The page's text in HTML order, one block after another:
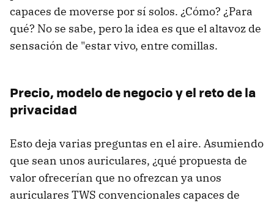
capaces de moverse por sí solos. ¿Cómo? ¿Para
qué? No se sabe, pero la idea es que el altavoz de
sensación de "estar vivo, entre comillas.
Precio, modelo de negocio y el reto de la
privacidad
Esto deja varias preguntas en el aire. Asumiendo
que sean unos auriculares, ¿qué propuesta de
valor ofrecerían que no ofrezcan ya unos
auriculares TWS convencionales capaces de